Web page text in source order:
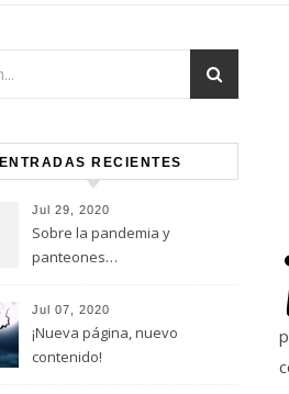
ENTRADAS RECIENTES
Jul 29, 2020
Sobre la pandemia y
panteones…
Jul 07, 2020
¡Nueva página, nuevo
contenido!